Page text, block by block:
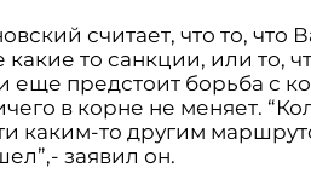
считает, что то, что
какие то санкции, или то,
еще предстоит борьба с
в корне не меняет.
каким-то другим
заявил он.